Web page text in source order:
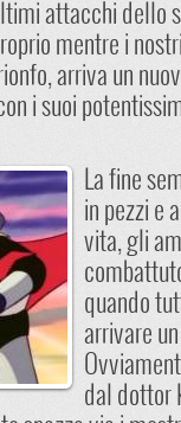
attacchi dello
mentre i
arriva un
i suoi
La fine
in pezzi e
vita, gli
quando
arrivare
dal dottor